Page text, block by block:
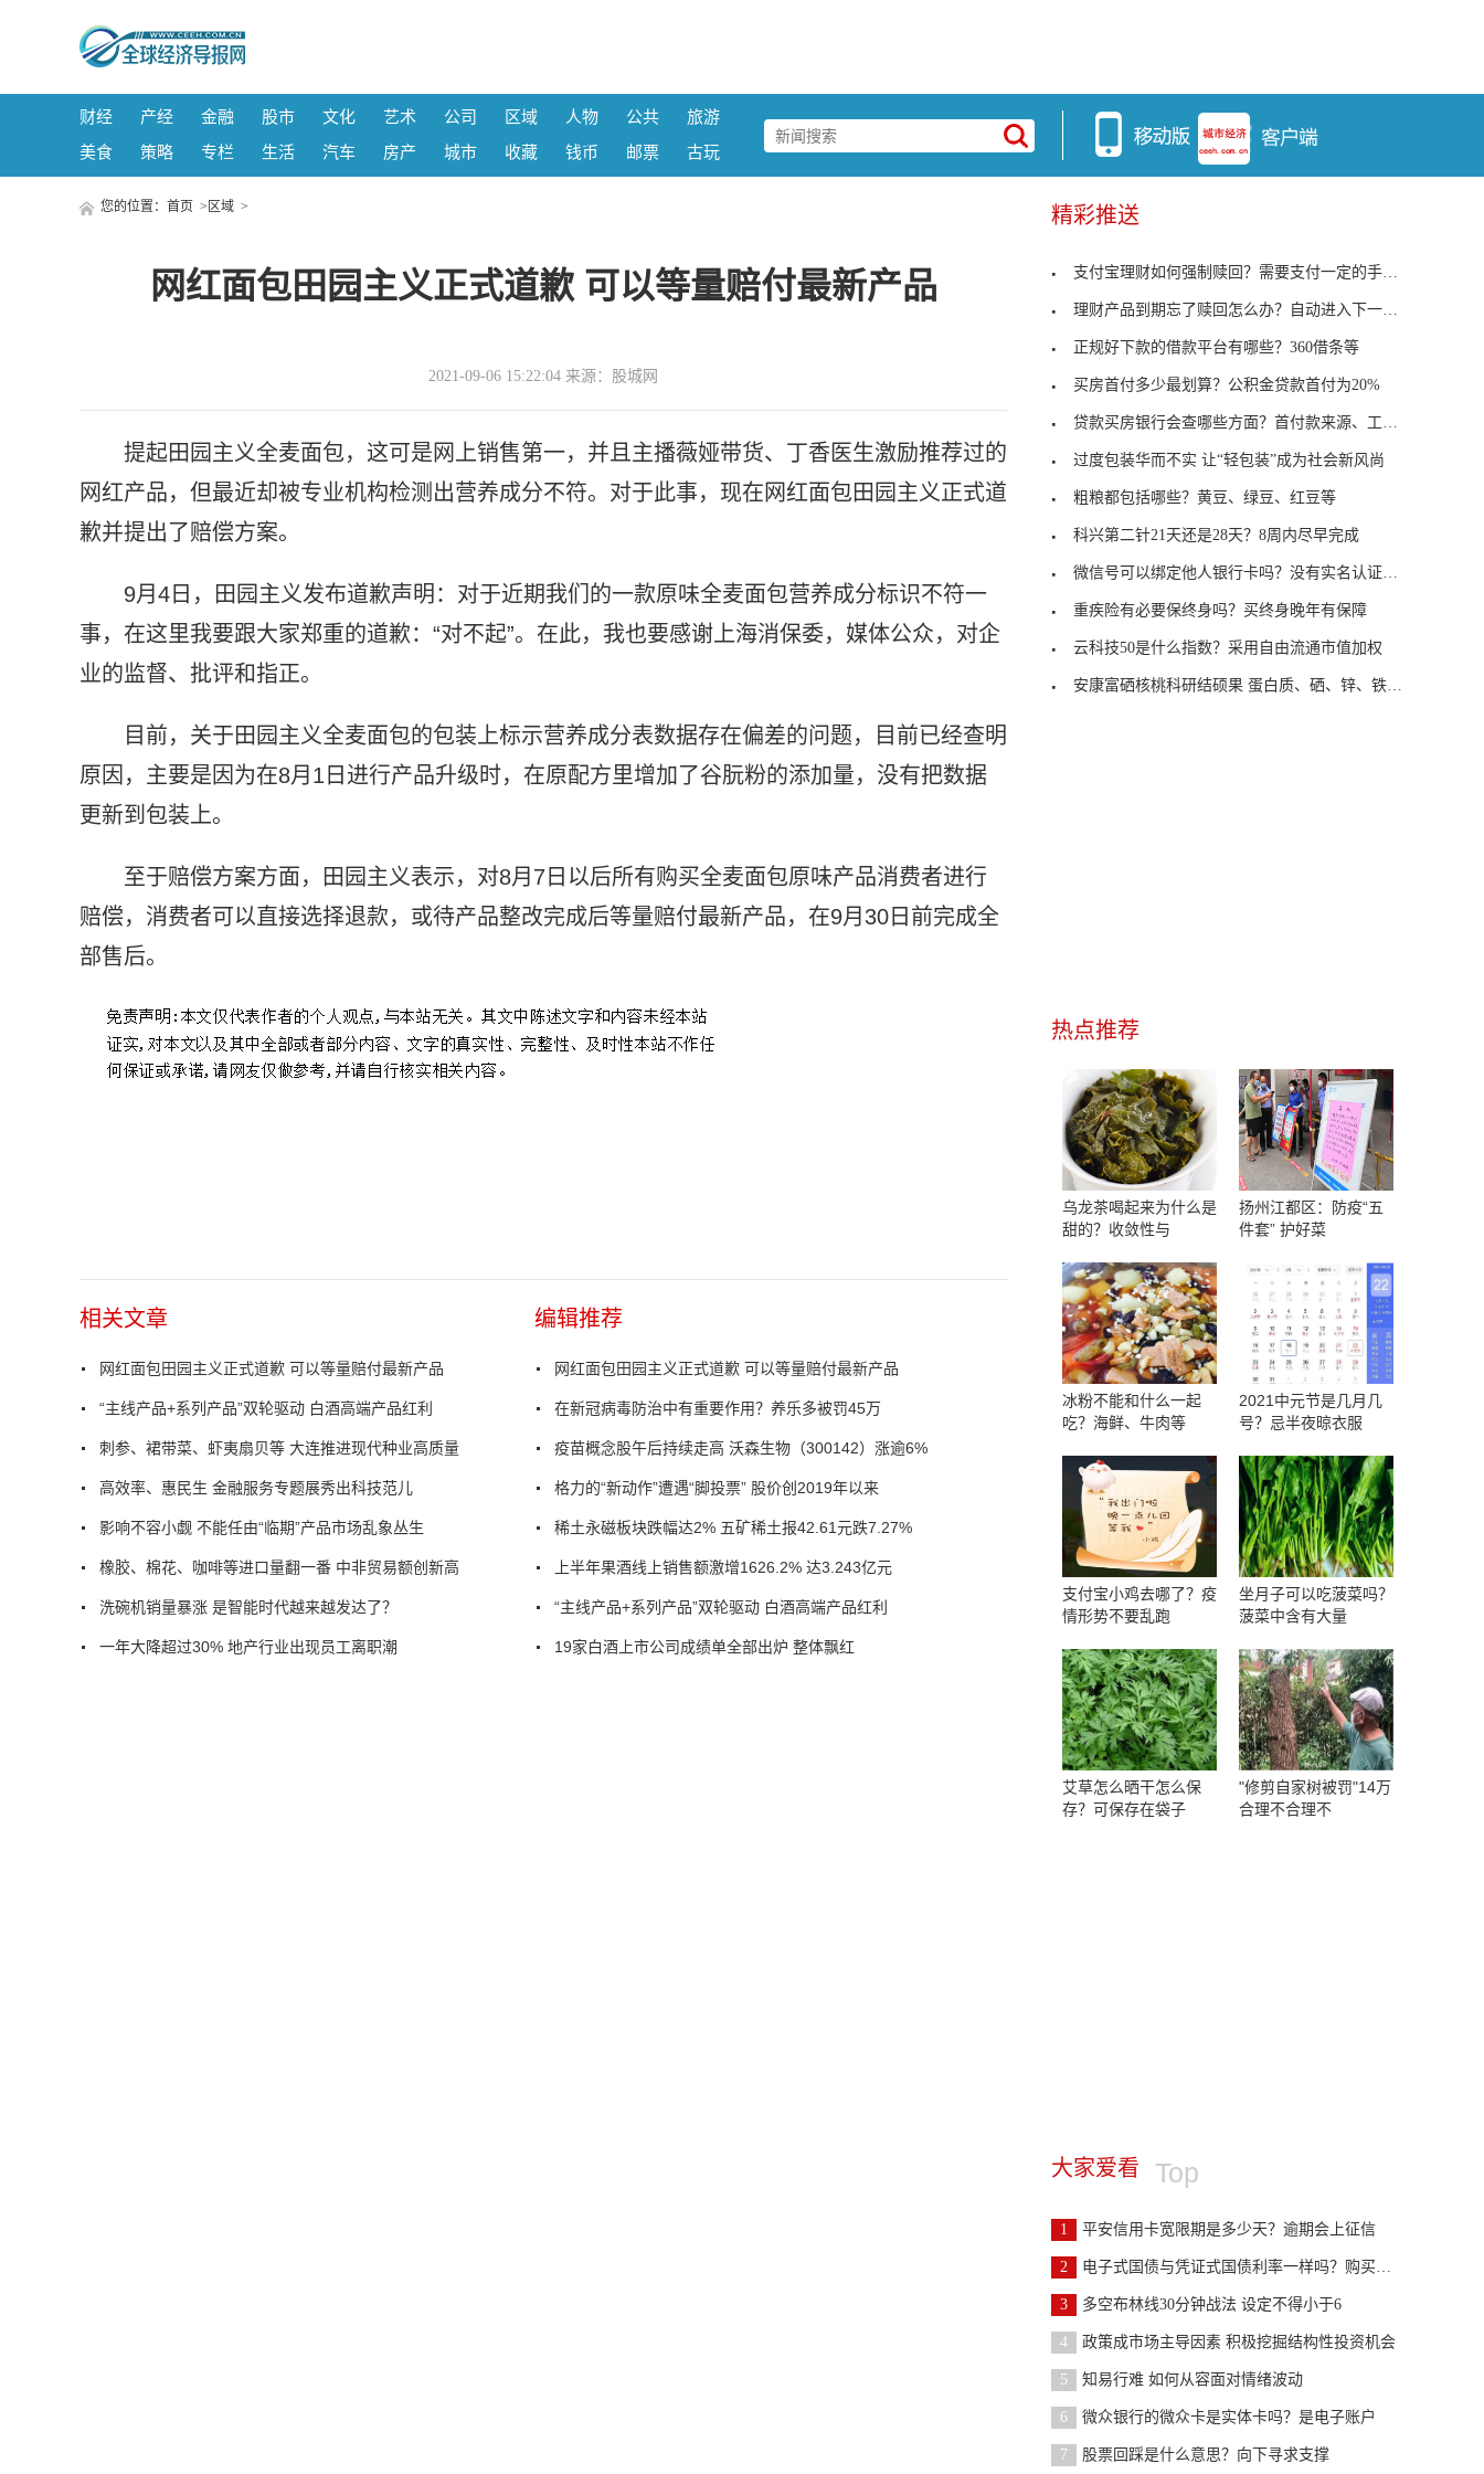
财经 产经 金融 股市 文化 艺术 公司 区域 人物 公共
旅游
美食
策略 专栏 生活 汽车 房产 城市 收藏 钱币 邮票 古玩
您的位置： 首页 > 区域 >
网红面包田园主义正式道歉 可以等量赔付最新产品
2021-09-06 15:22:04 来源：股城网
提起田园主义全麦面包，这可是网上销售第一，并且主播薇娅带货、丁香医生激励推荐过的
网红产品，但最近却被专业机构检测出营养成分不符。对于此事，现在网红面包田园主义正式道
歉并提出了赔偿方案。
9月4日，田园主义发布道歉声明：对于近期我们的一款原味全麦面包营养成分标识不符一
事，在这里我要跟大家郑重的道歉：“对不起”。在此，我也要感谢上海消保委，媒体公众，对企
业的监督、批评和指正。
目前，关于田园主义全麦面包的包装上标示营养成分表数据存在偏差的问题，目前已经查明
原因，主要是因为在8月1日进行产品升级时，在原配方里增加了谷朊粉的添加量，没有把数据
更新到包装上。
至于赔偿方案方面，田园主义表示，对8月7日以后所有购买全麦面包原味产品消费者进行
赔偿，消费者可以直接选择退款，或待产品整改完成后等量赔付最新产品，在9月30日前完成全
部售后。
相关文章
网红面包田园主义正式道歉 可以等量赔付最新产品
“主线产品+系列产品”双轮驱动 白酒高端产品红利
刺参、裙带菜、虾夷扇贝等 大连推进现代种业高质量
高效率、惠民生 金融服务专题展秀出科技范儿
影响不容小觑 不能任由“临期”产品市场乱象丛生
橡胶、棉花、咖啡等进口量翻一番 中非贸易额创新高
洗碗机销量暴涨 是智能时代越来越发达了？
一年大降超过30% 地产行业出现员工离职潮
编辑推荐
网红面包田园主义正式道歉 可以等量赔付最新产品
在新冠病毒防治中有重要作用？养乐多被罚45万
疫苗概念股午后持续走高 沃森生物（300142）涨逾6%
格力的“新动作”遭遇“脚投票” 股价创2019年以来
稀土永磁板块跌幅达2% 五矿稀土报42.61元跌7.27%
上半年果酒线上销售额激增1626.2% 达3.243亿元
“主线产品+系列产品”双轮驱动 白酒高端产品红利
19家白酒上市公司成绩单全部出炉 整体飘红
精彩推送
支付宝理财如何强制赎回？需要支付一定的手续费
理财产品到期忘了赎回怎么办？自动进入下一个理财周
正规好下款的借款平台有哪些？360借条等
买房首付多少最划算？公积金贷款首付为20%
贷款买房银行会查哪些方面？首付款来源、工作单位等
过度包装华而不实 让“轻包装”成为社会新风尚
粗粮都包括哪些？黄豆、绿豆、红豆等
科兴第二针21天还是28天？8周内尽早完成
微信号可以绑定他人银行卡吗？没有实名认证的可以
重疾险有必要保终身吗？买终身晚年有保障
云科技50是什么指数？采用自由流通市值加权
安康富硒核桃科研结硕果 蛋白质、硒、锌、铁含量相
热点推荐
乌龙茶喝起来为什么是
甜的？收敛性与
扬州江都区：防疫“五
件套” 护好菜
冰粉不能和什么一起
吃？海鲜、牛肉等
2021中元节是几月几
号？忌半夜晾衣服
支付宝小鸡去哪了？疫
情形势不要乱跑
坐月子可以吃菠菜吗？
菠菜中含有大量
艾草怎么晒干怎么保
存？可保存在袋子
"修剪自家树被罚"14万
合理不合理不
大家爱看 Top
1 平安信用卡宽限期是多少天？逾期会上征信
2 电子式国债与凭证式国债利率一样吗？购买手续不同
3 多空布林线30分钟战法 设定不得小于6
4 政策成市场主导因素 积极挖掘结构性投资机会
5 知易行难 如何从容面对情绪波动
6 微众银行的微众卡是实体卡吗？是电子账户
7 股票回踩是什么意思？向下寻求支撑